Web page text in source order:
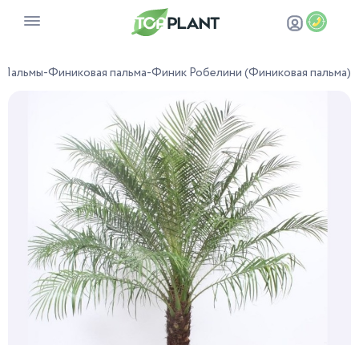
Пальмы-Финиковая пальма-Финик Робелини (Финиковая пальма)